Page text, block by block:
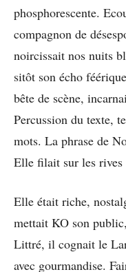
phosphorescente.
compagnon de
noircissait nos nuits
sitôt son écho
bête de scène,
Percussion du texte,
mots. La phrase de
Elle filait sur les
Elle était riche,
mettait KO son
Littré, il cognait le
avec gourmandise.